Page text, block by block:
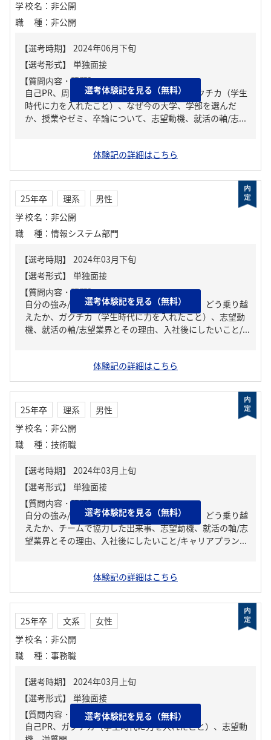
学校名 ： 非公開
職種 ： 非公開
【質問内容・課題】
自己PR、周りからどんな人といわれる？、ガクチカ（学生
時代に力を入れたこと）、なぜ今の大学、学部を選んだ
か、授業やゼミ、卒論について、志望動機、就活の軸/志...
選考体験記を見る（無料）
体験記の詳細はこちら
25年卒 理系
男性
学校名 ： 非公開
職種 ： 情報システム部門
【質問内容・課題】
自分の強み/弱み、人生の中で大きな挫折経験。どう乗り越
えたか、ガクチカ（学生時代に力を入れたこと）、志望動
機、就活の軸/志望業界とその理由、入社後にしたいこと/...
選考体験記を見る（無料）
体験記の詳細はこちら
25年卒 理系
男性
学校名 ： 非公開
職種 ： 技術職
【質問内容・課題】
自分の強み/弱み、人生の中で大きな挫折経験。どう乗り越
えたか、チームで協力した出来事、志望動機、就活の軸/志
望業界とその理由、入社後にしたいこと/キャリアプラン...
選考体験記を見る（無料）
体験記の詳細はこちら
25年卒 文系
女性
学校名 ： 非公開
職種 ： 事務職
【質問内容・課題】
自己PR、ガクチカ（学生時代に力を入れたこと）、志望動
選考体験記を見る（無料）